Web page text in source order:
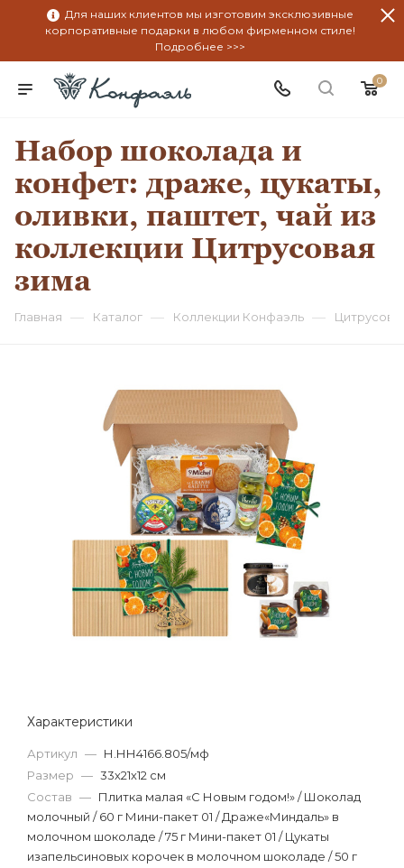
Для наших клиентов мы изготовим эксклюзивные
корпоративные подарки в любом фирменном стиле!
Подробнее >>>
0
Набор шоколада и
конфет: драже, цукаты,
оливки, паштет, чай из
коллекции Цитрусовая
зима
Главная — Каталог — Коллекции Конфаэль —
Характеристики
Артикул — Н.НН4166.805/мф
Размер — 33х21х12 см
Состав — Плитка малая «С Новым годом!» / Шоколад
молочный / 60 г Мини-пакет 01 / Драже«Миндаль» в
молочном шоколаде / 75 г Мини-пакет 01 / Цукаты
изапельсиновых корочек в молочном шоколаде / 50 г